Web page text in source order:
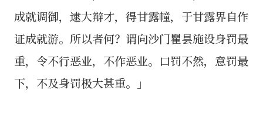
成就调御，逮大辩才，得甘露幢，于甘露界自作
证成就游。所以者何？谓向沙门瞿昙施设身罚最
重，令不行恶业，不作恶业。口罚不然，意罚最
下，不及身罚极大甚重。」